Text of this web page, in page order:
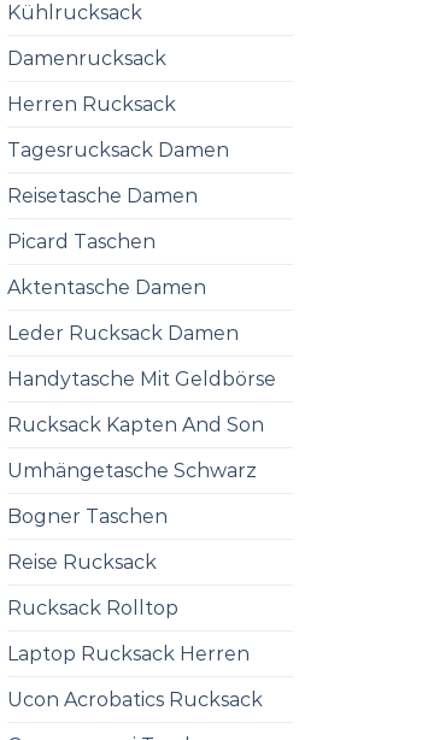
Kühlrucksack
Damenrucksack
Herren Rucksack
Tagesrucksack Damen
Reisetasche Damen
Picard Taschen
Aktentasche Damen
Leder Rucksack Damen
Handytasche Mit Geldbörse
Rucksack Kapten And Son
Umhängetasche Schwarz
Bogner Taschen
Reise Rucksack
Rucksack Rolltop
Laptop Rucksack Herren
Ucon Acrobatics Rucksack